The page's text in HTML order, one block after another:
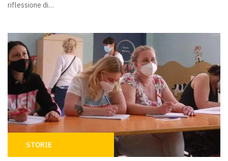
riflessione di…
STORIE